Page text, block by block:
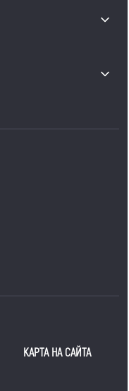
КАРТА НА САЙТА